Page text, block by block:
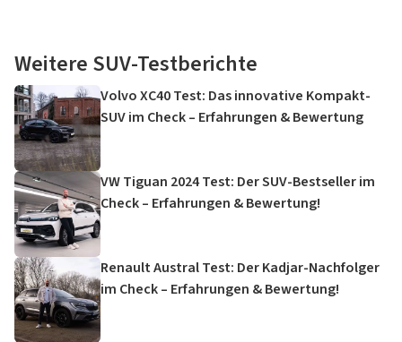
Weitere SUV-Testberichte
Volvo XC40 Test: Das innovative Kompakt-
SUV im Check – Erfahrungen & Bewertung
VW Tiguan 2024 Test: Der SUV-Bestseller im
Check – Erfahrungen & Bewertung!
Renault Austral Test: Der Kadjar-Nachfolger
im Check – Erfahrungen & Bewertung!